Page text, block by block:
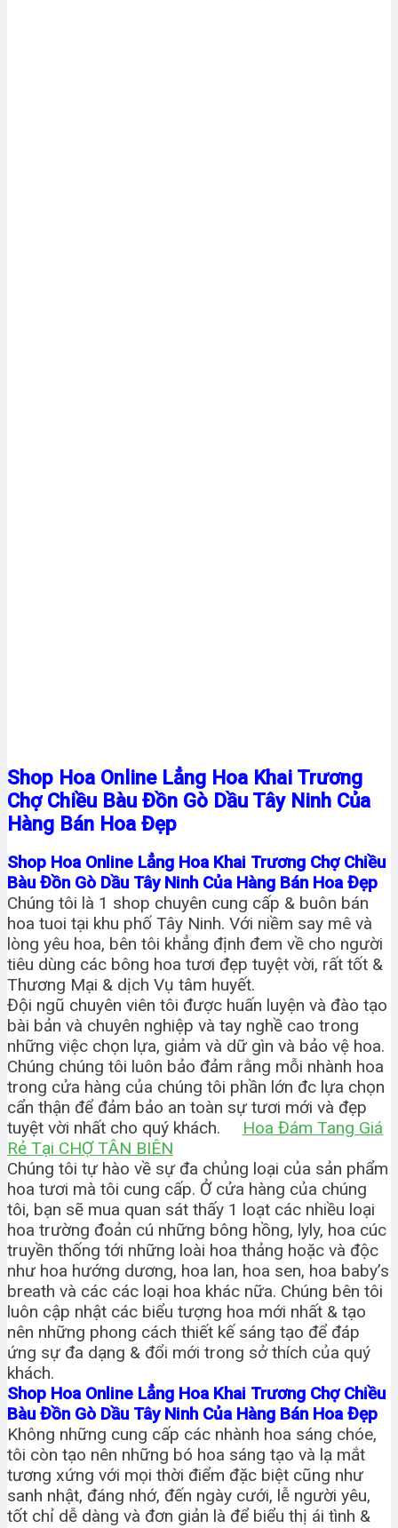
Shop Hoa Online Lẳng Hoa Khai Trương
Chợ Chiều Bàu Đồn Gò Dầu Tây Ninh Của
Hàng Bán Hoa Đẹp
Shop Hoa Online Lẳng Hoa Khai Trương Chợ Chiều
Bàu Đồn Gò Dầu Tây Ninh Của Hàng Bán Hoa Đẹp
Chúng tôi là 1 shop chuyên cung cấp & buôn bán
hoa tuoi tại khu phố Tây Ninh. Với niềm say mê và
lòng yêu hoa, bên tôi khẳng định đem về cho người
tiêu dùng các bông hoa tươi đẹp tuyệt vời, rất tốt &
Thương Mại & dịch Vụ tâm huyết.
Đội ngũ chuyên viên tôi được huấn luyện và đào tạo
bài bản và chuyên nghiệp và tay nghề cao trong
những việc chọn lựa, giảm và dữ gìn và bảo vệ hoa.
Chúng chúng tôi luôn bảo đảm rằng mỗi nhành hoa
trong cửa hàng của chúng tôi phần lớn đc lựa chọn
cẩn thận để đảm bảo an toàn sự tươi mới và đẹp
tuyệt vời nhất cho quý khách. Hoa Đám Tang Giá
Rẻ Tại CHỢ TÂN BIÊN
Chúng tôi tự hào về sự đa chủng loại của sản phẩm
hoa tươi mà tôi cung cấp. Ở cửa hàng của chúng
tôi, bạn sẽ mua quan sát thấy 1 loạt các nhiều loại
hoa trường đoản cú những bông hồng, lyly, hoa cúc
truyền thống tới những loài hoa thảng hoặc và độc
như hoa hướng dương, hoa lan, hoa sen, hoa baby’s
breath và các các loại hoa khác nữa. Chúng bên tôi
luôn cập nhật các biểu tượng hoa mới nhất & tạo
nên những phong cách thiết kế sáng tạo để đáp
ứng sự đa dạng & đổi mới trong sở thích của quý
khách.
Shop Hoa Online Lẳng Hoa Khai Trương Chợ Chiều
Bàu Đồn Gò Dầu Tây Ninh Của Hàng Bán Hoa Đẹp
Không những cung cấp các nhành hoa sáng chóe,
tôi còn tạo nên những bó hoa sáng tạo và lạ mắt
tương xứng với mọi thời điểm đặc biệt cũng như
sanh nhật, đáng nhớ, đến ngày cưới, lễ người yêu,
tốt chỉ dễ dàng và đơn giản là để biểu thị ái tình &